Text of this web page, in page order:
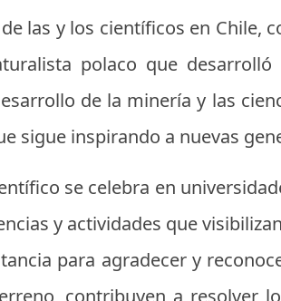
las y los científicos en Chile,
polaco que
de la minería y las
sigue inspirando a nuevas
se celebra en
y actividades que
para agradecer y
contribuyen a resolver